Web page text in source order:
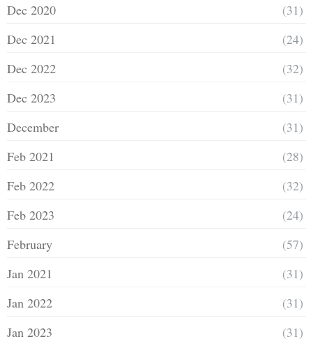
Dec 2020
(31)
Dec 2021
(24)
Dec 2022
(32)
Dec 2023
(31)
December
(31)
Feb 2021
(28)
Feb 2022
(32)
Feb 2023
(24)
February
(57)
Jan 2021
(31)
Jan 2022
(31)
Jan 2023
(31)